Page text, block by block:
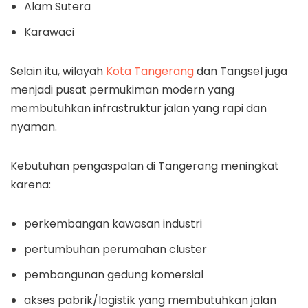
Alam Sutera
Karawaci
Selain itu, wilayah Kota Tangerangdan Tangsel juga
menjadi pusat permukiman modern yang
membutuhkan infrastruktur jalan yang rapi dan
nyaman.
Kebutuhan pengaspalan di Tangerang meningkat
karena:
perkembangan kawasan industri
pertumbuhan perumahan cluster
pembangunan gedung komersial
akses pabrik/logistik yang membutuhkan jalan